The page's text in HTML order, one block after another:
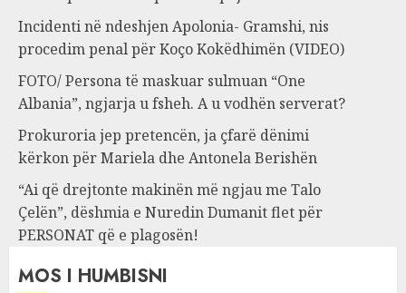
Incidenti në ndeshjen Apolonia- Gramshi, nis
procedim penal për Koço Kokëdhimën (VIDEO)
FOTO/ Persona të maskuar sulmuan “One
Albania”, ngjarja u fsheh. A u vodhën serverat?
Prokuroria jep pretencën, ja çfarë dënimi
kërkon për Mariela dhe Antonela Berishën
“Ai që drejtonte makinën më ngjau me Talo
Çelën”, dëshmia e Nuredin Dumanit flet për
PERSONAT që e plagosën!
MOS I HUMBISNI